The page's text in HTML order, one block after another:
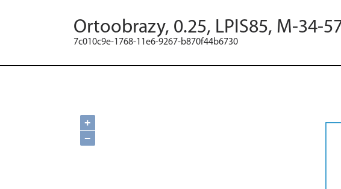
Ortoobrazy, 0.25, LPIS85, M-34-
7c010c9e-1768-11e6-9267-b870f44b6730
+
−